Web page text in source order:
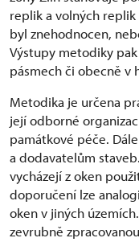
replik a volných
byl znehodnocen,
Výstupy metodiky
pásmech či obecně v
Metodika je určena
její odborné
památkové péče.
a dodavatelům
vycházejí z oken
doporučení lze
oken v jiných
zevrubně